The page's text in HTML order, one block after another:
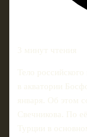
3 минут чтения
Тело
в акватории
января. Об этом
Свечникова. По
Турции в